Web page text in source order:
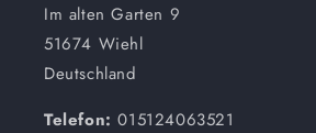
Im alten Garten 9
51674 Wiehl
Deutschland
Telefon:015124063521